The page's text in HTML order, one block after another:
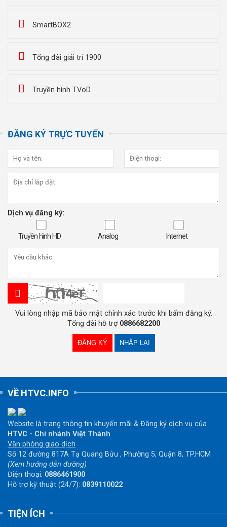
SmartBOX2
Tổng đài giải trí 1900
Truyền hình TVoD
ĐĂNG KÝ TRỰC TUYẾN
Dịch vụ đăng ký:
Truyền hình HD Analog Internet
Vui lòng nhập mã bảo mật chính xác trước khi bấm đăng ký.
Tổng đài hỗ trợ 0886682200
VỀ HTVC.INFO
Website là trang thông tin khuyến mãi & Đăng ký dịch vụ của
HTVC - Chi nhánh Việt Thành
Văn phòng giao dịch
Số 12 đường 817A Tạ Quang Bửu , Phường 5, Quận 8, TP.HCM
(Xem hướng dẫn đường)
Điện thoại: 0886461900
Hỗ trợ kỹ thuật (24/7): 0839110022
TIỆN ÍCH